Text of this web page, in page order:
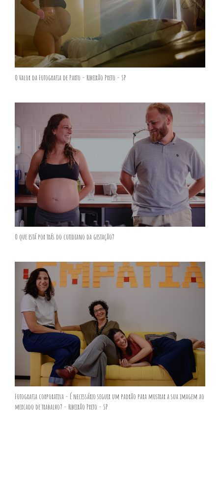
O Valor da Fotografia de Parto - Ribeirão Preto - SP
O que está por trás do cotidiano da gestação?
Fotografia corporativa - É necessário seguir um padrão para mostrar a sua imagem ao
mercado de trabalho? - Ribeirão Preto - SP